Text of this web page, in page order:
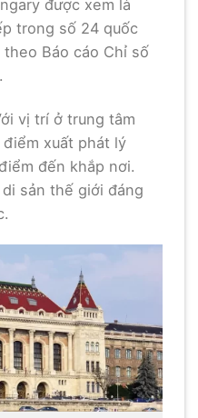
được xem là
trong số 24 quốc
Báo cáo Chỉ số
vị trí ở trung tâm
điểm xuất phát lý
đến khắp nơi.
sản thế giới đáng